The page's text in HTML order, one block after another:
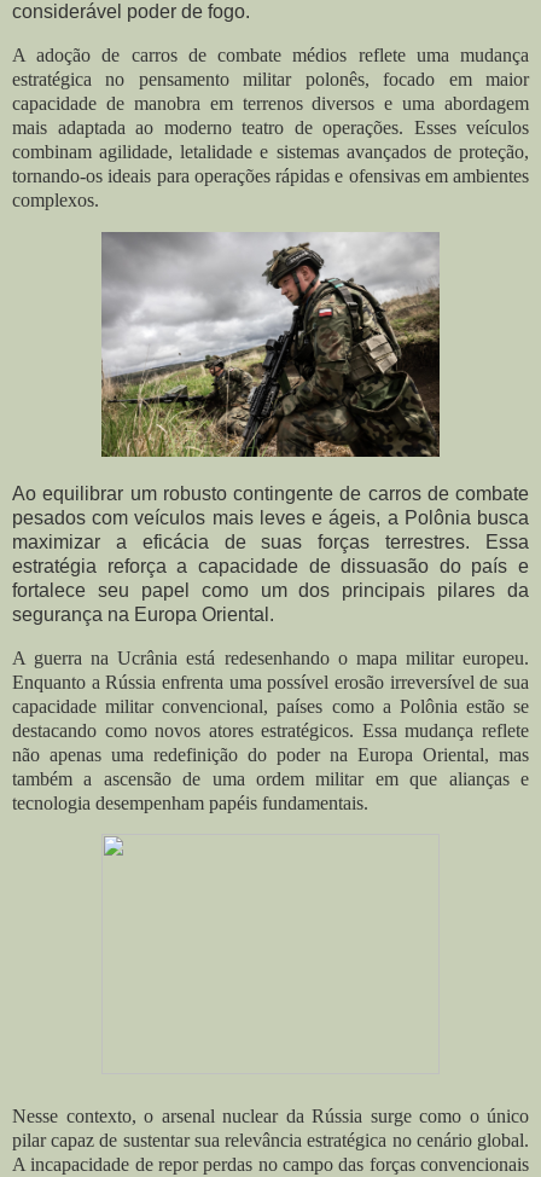
considerável poder de fogo.
A adoção de carros de combate médios reflete uma mudança
estratégica no pensamento militar polonês, focado em maior
capacidade de manobra em terrenos diversos e uma abordagem
mais adaptada ao moderno teatro de operações. Esses veículos
combinam agilidade, letalidade e sistemas avançados de proteção,
tornando-os ideais para operações rápidas e ofensivas em ambientes
complexos.
Ao equilibrar um robusto contingente de carros de combate
pesados com veículos mais leves e ágeis, a Polônia busca
maximizar a eficácia de suas forças terrestres. Essa
estratégia reforça a capacidade de dissuasão do país e
fortalece seu papel como um dos principais pilares da
segurança na Europa Oriental.
A guerra na Ucrânia está redesenhando o mapa militar europeu.
Enquanto a Rússia enfrenta uma possível erosão irreversível de sua
capacidade militar convencional, países como a Polônia estão se
destacando como novos atores estratégicos. Essa mudança reflete
não apenas uma redefinição do poder na Europa Oriental, mas
também a ascensão de uma ordem militar em que alianças e
tecnologia desempenham papéis fundamentais.
Nesse contexto, o arsenal nuclear da Rússia surge como o único
pilar capaz de sustentar sua relevância estratégica no cenário global.
A incapacidade de repor perdas no campo das forças convencionais